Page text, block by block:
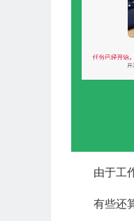
由于工
有些还